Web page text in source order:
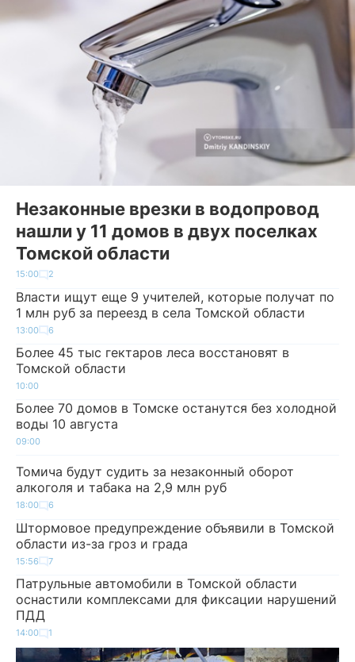
Незаконные врезки в водопровод
нашли у 11 домов в двух поселках
Томской области
15:00 2
Власти ищут еще 9 учителей, которые получат по
1 млн руб за переезд в села Томской области
13:00 6
Более 45 тыс гектаров леса восстановят в
Томской области
10:00
Более 70 домов в Томске останутся без холодной
воды 10 августа
09:00
Томича будут судить за незаконный оборот
алкоголя и табака на 2,9 млн руб
18:00 6
Штормовое предупреждение объявили в Томской
области из-за гроз и града
15:56 7
Патрульные автомобили в Томской области
оснастили комплексами для фиксации нарушений
ПДД
14:00 1